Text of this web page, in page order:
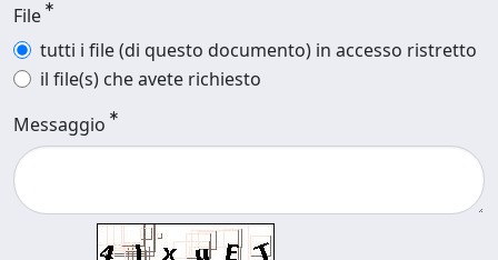
File
tutti i file (di questo documento) in accesso ristretto
il file(s) che avete richiesto
Messaggio